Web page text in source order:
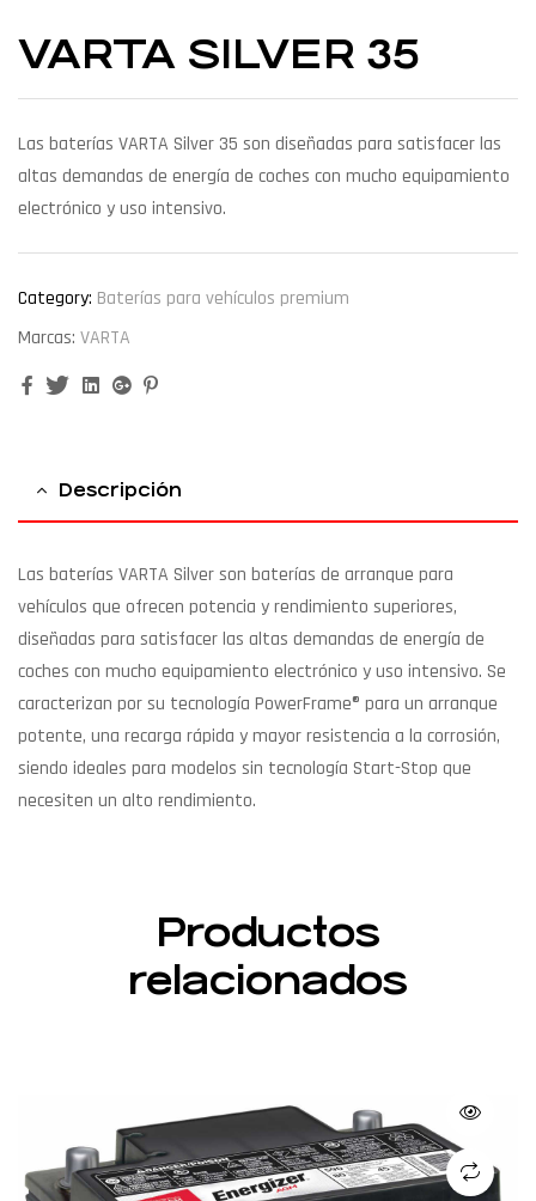
VARTA SILVER 35
Las baterías VARTA Silver 35 son diseñadas para satisfacer las
altas demandas de energía de coches con mucho equipamiento
electrónico y uso intensivo.
Category: Baterías para vehículos premium
Marcas: VARTA
FacebookTwitterLinkedinGoogle+
Descripción
Las baterías VARTA Silver son baterías de arranque para
vehículos que ofrecen potencia y rendimiento superiores,
diseñadas para satisfacer las altas demandas de energía de
coches con mucho equipamiento electrónico y uso intensivo. Se
caracterizan por su tecnología PowerFrame® para un arranque
potente, una recarga rápida y mayor resistencia a la corrosión,
siendo ideales para modelos sin tecnología Start-Stop que
necesiten un alto rendimiento.
Productos
relacionados